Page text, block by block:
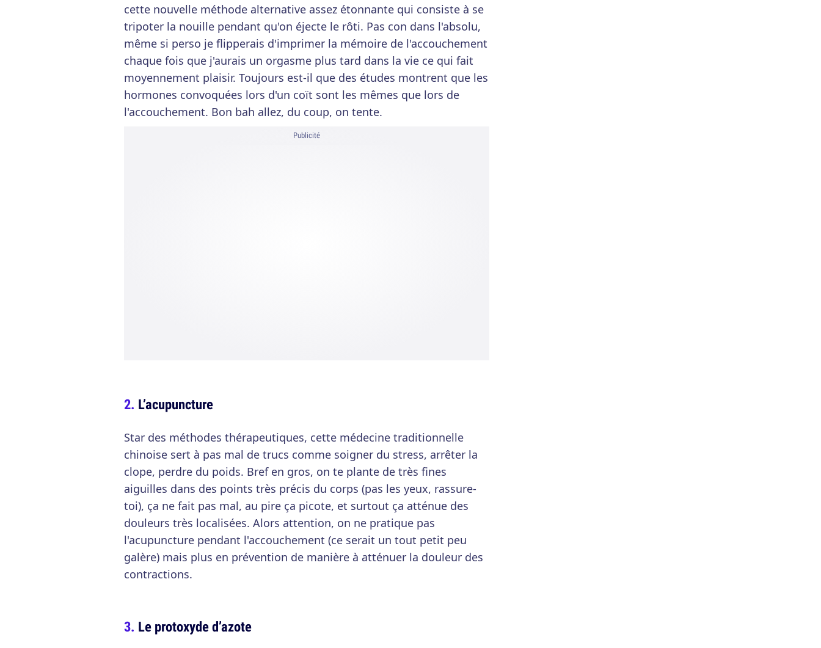
cette nouvelle méthode alternative assez étonnante qui consiste à se
tripoter la nouille pendant qu'on éjecte le rôti. Pas con dans l'absolu,
même si perso je flipperais d'imprimer la mémoire de l'accouchement
chaque fois que j'aurais un orgasme plus tard dans la vie ce qui fait
moyennement plaisir. Toujours est-il que des études montrent que les
hormones convoquées lors d'un coït sont les mêmes que lors de
l'accouchement. Bon bah allez, du coup, on tente.
Publicité
L’acupuncture
Star des méthodes thérapeutiques, cette médecine traditionnelle
chinoise sert à pas mal de trucs comme soigner du stress, arrêter la
clope, perdre du poids. Bref en gros, on te plante de très fines
aiguilles dans des points très précis du corps (pas les yeux, rassure-
toi), ça ne fait pas mal, au pire ça picote, et surtout ça atténue des
douleurs très localisées. Alors attention, on ne pratique pas
l'acupuncture pendant l'accouchement (ce serait un tout petit peu
galère) mais plus en prévention de manière à atténuer la douleur des
contractions.
Le protoxyde d’azote